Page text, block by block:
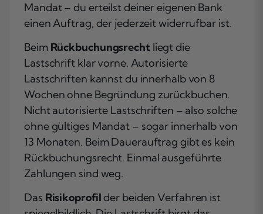
Mandat – du erteilst deiner eigenen Bank
einen Auftrag, der jederzeit widerrufbar ist.
Beim Rückbuchungsrecht liegt die
Lastschrift klar vorne. Autorisierte
Lastschriften kannst du innerhalb von 8
Wochen ohne Begründung zurückbuchen.
Nicht autorisierte Lastschriften – also solche
ohne gültiges Mandat – sogar innerhalb von
13 Monaten. Beim Dauerauftrag gibt es kein
Rückbuchungsrecht. Einmal ausgeführte
Zahlungen sind weg.
Das Risikoprofilder beiden Verfahren ist